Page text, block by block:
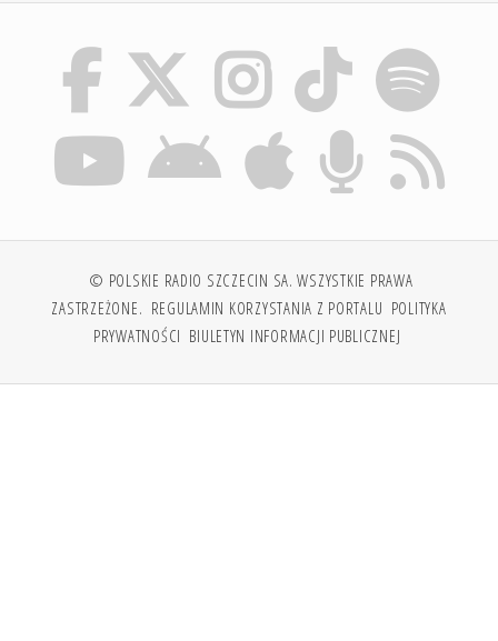
© POLSKIE RADIO SZCZECIN SA. WSZYSTKIE PRAWA
ZASTRZEŻONE. REGULAMIN KORZYSTANIA Z PORTALU POLITYKA
PRYWATNOŚCI BIULETYN INFORMACJI PUBLICZNEJ